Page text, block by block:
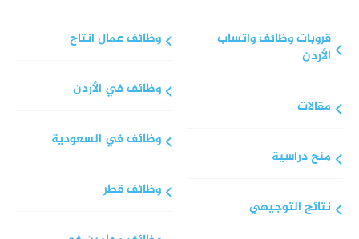
قروبات وظائف واتساب
الأردن
مقالات
منح دراسية
نتائج التوجيهي
وظائف عمال انتاج
وظائف في الأردن
وظائف في السعودية
وظائف قطر